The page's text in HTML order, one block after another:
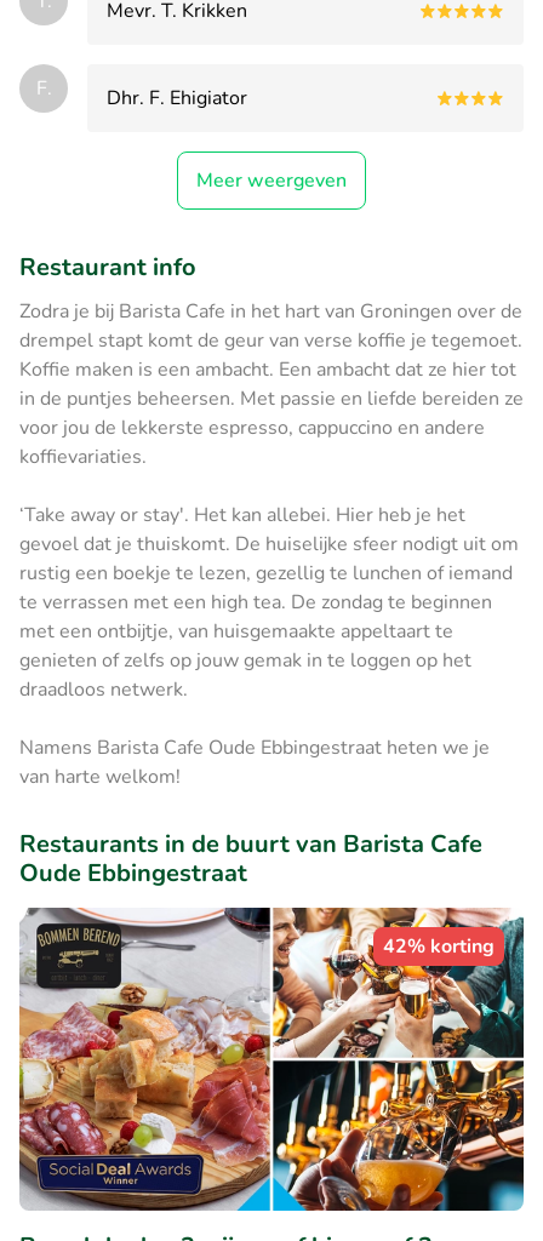
Mevr. T. Krikken
F. Dhr. F. Ehigiator
Meer weergeven
Restaurant info
Zodra je bij Barista Cafe in het hart van Groningen over de
drempel stapt komt de geur van verse koffie je tegemoet.
Koffie maken is een ambacht. Een ambacht dat ze hier tot
in de puntjes beheersen. Met passie en liefde bereiden ze
voor jou de lekkerste espresso, cappuccino en andere
koffievariaties.
‘Take away or stay'. Het kan allebei. Hier heb je het
gevoel dat je thuiskomt. De huiselijke sfeer nodigt uit om
rustig een boekje te lezen, gezellig te lunchen of iemand
te verrassen met een high tea. De zondag te beginnen
met een ontbijtje, van huisgemaakte appeltaart te
genieten of zelfs op jouw gemak in te loggen op het
draadloos netwerk.
Namens Barista Cafe Oude Ebbingestraat heten we je
van harte welkom!
Restaurants in de buurt van Barista Cafe
Oude Ebbingestraat
42% korting